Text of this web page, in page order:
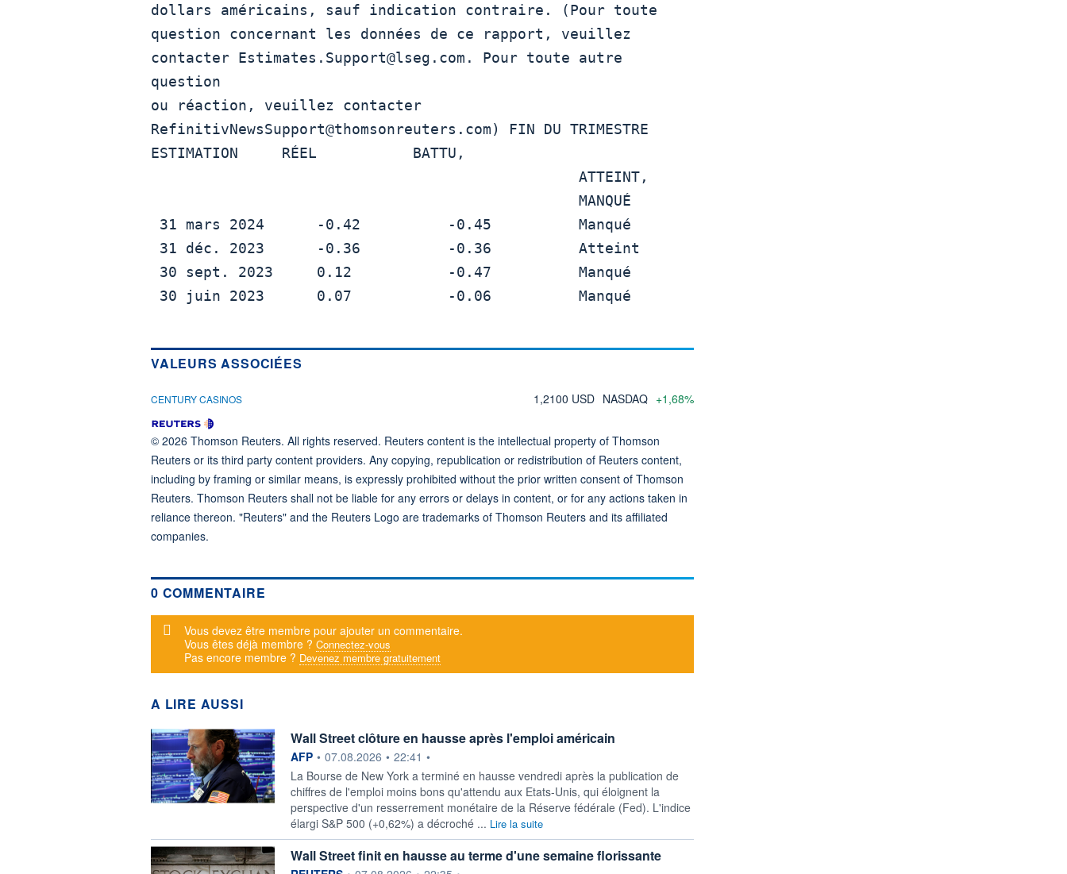
dollars américains, sauf indication contraire. (Pour toute
question concernant les données de ce rapport, veuillez
contacter Estimates.Support@lseg.com. Pour toute autre
question
ou réaction, veuillez contacter
RefinitivNewsSupport@thomsonreuters.com) FIN DU TRIMESTRE
ESTIMATION     RÉEL           BATTU,
VALEURS ASSOCIÉES
CENTURY CASINOS 1,2100 USD NASDAQ +1,68%
© 2026 Thomson Reuters. All rights reserved. Reuters content is the intellectual property of Thomson
Reuters or its third party content providers. Any copying, republication or redistribution of Reuters content,
including by framing or similar means, is expressly prohibited without the prior written consent of Thomson
Reuters. Thomson Reuters shall not be liable for any errors or delays in content, or for any actions taken in
reliance thereon. "Reuters" and the Reuters Logo are trademarks of Thomson Reuters and its affiliated
companies.
0 COMMENTAIRE
Message d'alerte
Vous devez être membre pour ajouter un commentaire.
Vous êtes déjà membre ? Connectez-vous
Pas encore membre ? Devenez membre gratuitement
A LIRE AUSSI
Wall Street clôture en hausse après l'emploi américain
information fournie par
AFP • 07.08.2026 • 22:41 •
La Bourse de New York a terminé en hausse vendredi après la publication de
chiffres de l'emploi moins bons qu'attendu aux Etats-Unis, qui éloignent la
perspective d'un resserrement monétaire de la Réserve fédérale (Fed). L'indice
élargi S&P 500 (+0,62%) a décroché ... Lire la suite
Wall Street finit en hausse au terme d'une semaine florissante